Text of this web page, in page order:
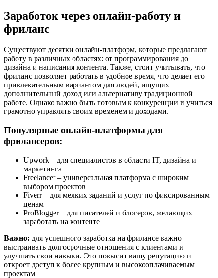
Заработок через онлайн-работу и
фриланс
Существуют десятки онлайн-платформ, которые предлагают
работу в различных областях: от программирования до
дизайна и написания контента. Также, стоит учитывать, что
фриланс позволяет работать в удобное время, что делает его
привлекательным вариантом для людей, ищущих
дополнительный доход или альтернативу традиционной
работе. Однако важно быть готовым к конкуренции и учиться
грамотно управлять своим временем и доходами.
Популярные онлайн-платформы для
фрилансеров:
Upwork – для специалистов в области IT, дизайна и
маркетинга
Freelancer – универсальная платформа с широким
выбором проектов
Fiverr – для мелких заданий и услуг по фиксированным
ценам
ProBlogger – для писателей и блогеров, желающих
заработать на контенте
Важно: для успешного заработка на фрилансе важно
выстраивать долгосрочные отношения с клиентами и
улучшать свои навыки. Это повысит вашу репутацию и
откроет доступ к более крупным и высокооплачиваемым
проектам.